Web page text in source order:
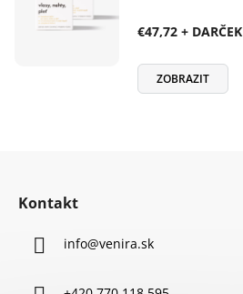
€47,72 + DARČEK
ZOBRAZIT
Kontakt
info@venira.sk